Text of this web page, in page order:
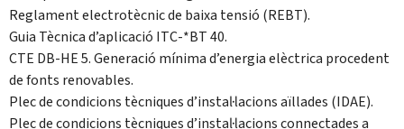
Reglament electrotècnic de baixa tensió (REBT).
Guia Tècnica d’aplicació ITC-*BT 40.
CTE DB-HE 5. Generació mínima d’energia elèctrica procedent
de fonts renovables.
Plec de condicions tècniques d’instal·lacions aïllades (IDAE).
Plec de condicions tècniques d’instal·lacions connectades a